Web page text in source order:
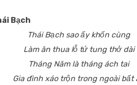
Bạch
Thái Bạch sao ấy khốn cùng
Làm ăn thua lỗ tứ tung thở dài
Tháng Năm là tháng ách tai
Gia đình xáo trộn trong ngoài bất